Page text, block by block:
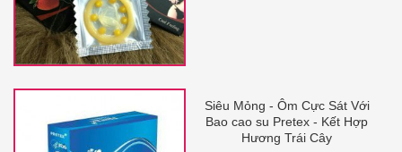
Siêu Mỏng - Ôm Cực Sát Với
Bao cao su Pretex - Kết Hợp
Hương Trái Cây